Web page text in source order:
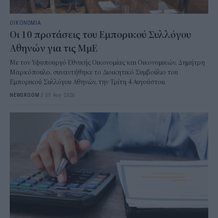
ΟΙΚΟΝΟΜΙΑ
Οι 10 προτάσεις του Εμπορικού Συλλόγου
Αθηνών για τις ΜμΕ
Με τον Υφυπουργό Εθνικής Οικονομίας και Οικονομικών, Δημήτρη
Μαρκόπουλο, συναντήθηκε το Διοικητικό Συμβούλιο του
Εμπορικού Συλλόγου Αθηνών, την Τρίτη 4 Αυγούστου.
NEWSROOM / 05 Αυγ 2026